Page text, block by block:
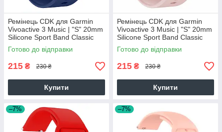
Ремінець CDK для Garmin
Vivoactive 3 Music | "S" 20mm
Silicone Sport Band Classic
(012194) (dark blue)
Готово до відправки
215 ₴ 230 ₴
Купити
Ремінець CDK для Garmin
Vivoactive 3 Music | "S" 20mm
Silicone Sport Band Classic
(012194) (pink)
Готово до відправки
215 ₴ 230 ₴
Купити
–7% –7%